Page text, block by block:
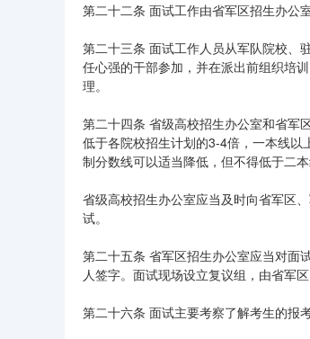
第二十二条 面试工作由省军区招生办公
第二十三条 面试工作人员从军队院校、
任心强的干部参加，并在派出前组织培
理。
第二十四条 省级高校招生办公室和省军
低于各院校招生计划的3-4倍，一本线
制分数线可以适当降低，但不得低于二本
省级高校招生办公室应当及时向省军区
试。
第二十五条 省军区招生办公室应当对面
人签字。面试现场设立复议组，由省军
第二十六条 面试主要考察了解考生的报